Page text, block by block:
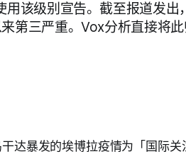
该级别宣告。截至报道发出
第三严重。Vox分析直接将
达暴发的埃博拉疫情为「国际关